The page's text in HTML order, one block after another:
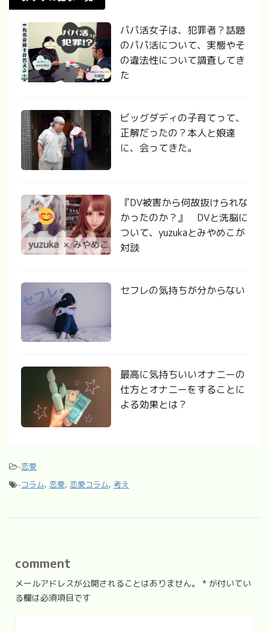
パパ活女子は、犯罪者？話題
のパパ活について、実態やそ
の違法性について調査してき
た
ビッグダディの子育てって、
正解だったの？本人と娘達
に、会ってきた。
『DV被害から何故抜けられな
かったのか？』 DVと洗脳に
ついて、yuzukaとみやめこが
対談
セフレの気持ちが分からない
最高に気持ちいいオナニーの
仕方とオナニーをすることに
よる効果とは？
-恋愛
-コラム, 恋愛, 恋愛コラム, 考え
comment
メールアドレスが公開されることはありません。 * が付いてい
る欄は必須項目です